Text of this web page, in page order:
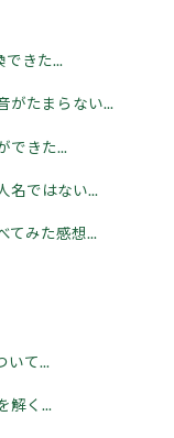
できた...
がたまらない...
できた...
名ではない...
てみた感想...
いて...
解く...